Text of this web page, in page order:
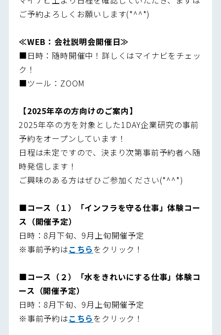
ご予約よろしくお願いします(*^^*)
≪WEB ：会社説明会開催日≫
■日時：随時開催中！詳しくはマイナビをチェッ
ク！
■ツール：ZOOM
【2025年卒の方向けのご案内】
2025年卒の方を対象とした1DAY企業研究の事前
予約をオープンしています！
日程は未定ですので、決まり次第事前予約者へ随
時発信します！
ご興味のある方はぜひご参加ください(*^^*)
■コース（１）「インフラを守る仕事」体験コー
ス（開催予定）
日時：8月下旬、9月上旬開催予定
※事前予約はこちら をクリック！
■コース（２）「水をきれいにする仕事」体験コ
ース（開催予定）
日時：8月下旬、9月上旬開催予定
※事前予約はこちら をクリック！